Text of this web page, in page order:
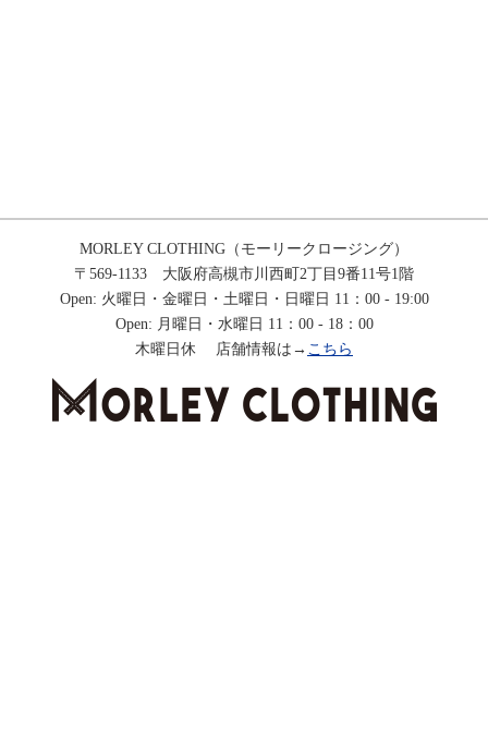
MORLEY CLOTHING（モーリークロージング）
〒569-1133 大阪府高槻市川西町2丁目9番11号1階
Open: 火曜日・金曜日・土曜日・日曜日 11：00 - 19:00
Open: 月曜日・水曜日 11：00 - 18：00
木曜日休 店舗情報は→ こちら